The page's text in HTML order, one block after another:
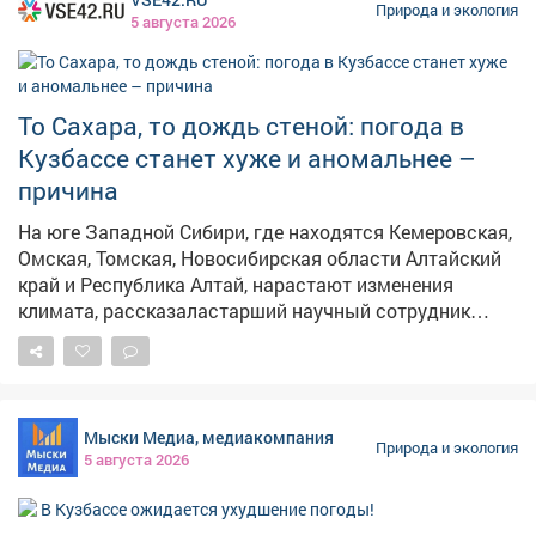
5 августа 2026
Природа и экология
То Сахара, то дождь стеной: погода в
Кузбассе станет хуже и аномальнее –
причина
На юге Западной Сибири, где находятся Кемеровская,
Омская, Томская, Новосибирская области Алтайский
край и Республика Алтай, нарастают изменения
климата, рассказаластарший научный сотрудник
Института мониторинга климатических и
экологических систем СО РАН Наталья Чередько, её
Сибири" . – Если нынешние тенденции сохранятся,
лето в Сибири будет становиться жарче и
контрастнее, засушливые периоды станут резче
сменяться дождливыми, – сказала Чередько. По её
данным в июне и июле юго-запад Сибири пережил
Мыски Медиа, медиакомпания
5 августа 2026
Природа и экология